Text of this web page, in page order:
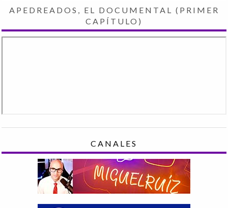
APEDREADOS, EL DOCUMENTAL (PRIMER
CAPÍTULO)
CANALES